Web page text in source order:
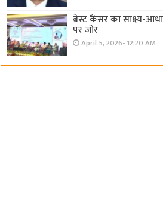
ब्रेस्ट कैंसर का साक्ष्य-
पर जोर
April 5, 2026- 12:20 AM